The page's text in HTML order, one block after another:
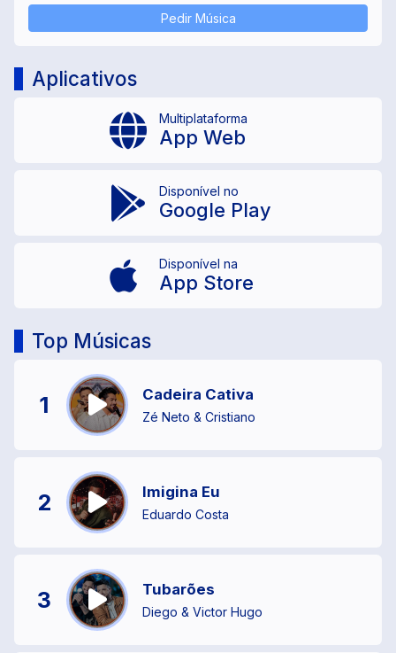
Pedir Música
Aplicativos
Multiplataforma
App Web
Disponível no
Google Play
Disponível na
App Store
Top Músicas
1 Cadeira Cativa
Zé Neto & Cristiano
2 Imigina Eu
Eduardo Costa
3 Tubarões
Diego & Victor Hugo